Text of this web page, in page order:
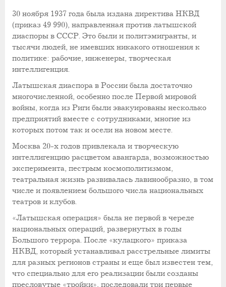
30 ноября 1937 года была издана директива НКВД
(приказ 49 990), направленная против латышской
диаспоры в СССР. Это были и политэмигранты, и
тысячи людей, не имевших никакого отношения к
политике: рабочие, инженеры, творческая
интеллигенция.
Латышская диаспора в России была достаточно
многочисленной, особенно после Первой мировой
войны, когда из Риги были эвакуированы несколько
предприятий вместе с сотрудниками, многие из
которых потом так и осели на новом месте.
Москва 20-х годов привлекала и творческую
интеллигенцию расцветом авангарда, возможностью
эксперимента, пестрым космополитизмом,
театральная жизнь развивалась лавинообразно, в том
числе и появлением большого числа национальных
театров и клубов.
«Латышская операция» была не первой в череде
национальных операций, развернутых в годы
Большого террора. После «кулацкого» приказа
НКВД, который устанавливал расстрельные лимиты
для разных регионов страны и еще был известен тем,
что специально для его реализации были созданы
пресловутые «тройки», последовали три первые